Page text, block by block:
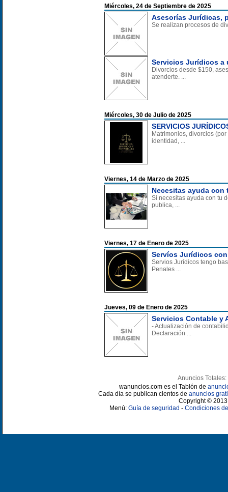
Miércoles, 24 de Septiembre de 2025
Asesorías Jurídicas,
Se realizan procesos de
Servicios Jurídicos a
Divorcios desde $150,
atenderte. ...
Miércoles, 30 de Julio de 2025
SERVICIOS
Matrimonios, divorcios
identidad, ...
Viernes, 14 de Marzo de 2025
Necesitas ayuda con
Si necesitas ayuda con tu
publica, ...
Viernes, 17 de Enero de 2025
Servíos Jurídicos
Servios Jurídicos tengo
Penales ...
Jueves, 09 de Enero de 2025
Servicios Contable y
- Actualización de
Declaración ...
Anuncios Totales:
wanuncios.com es el Tablón de
Cada día se publican cientos de anuncios
Copyright ©
Menú: Guía de seguridad - Condiciones